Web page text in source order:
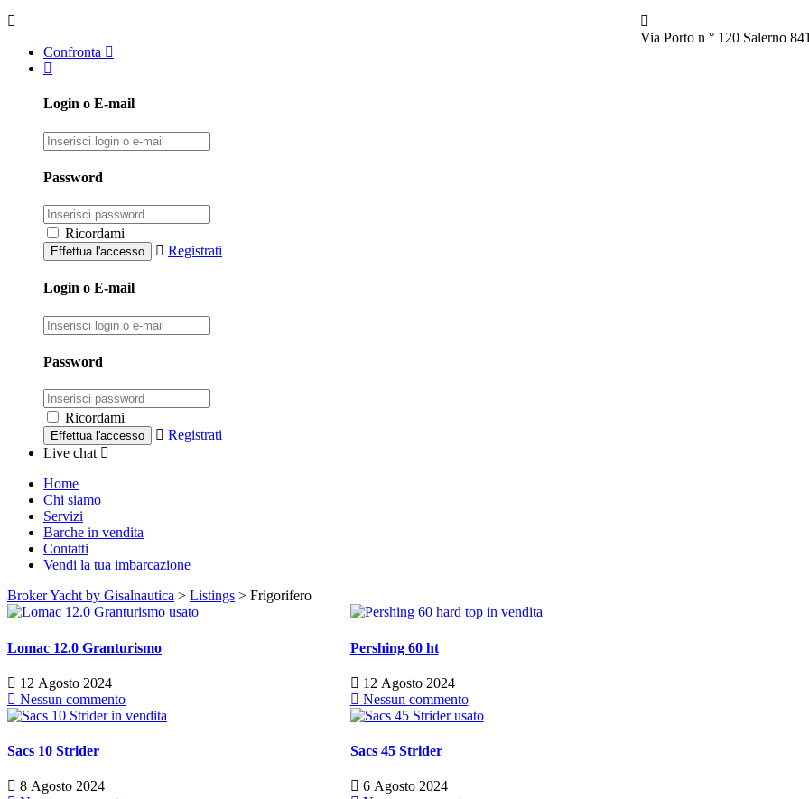
Via Porto n ° 120 Salerno
Confronta
Login o E-mail
Password
Ricordami
Registrati
Login o E-mail
Password
Ricordami
Registrati
Live chat
Home
Chi siamo
Servizi
Barche in vendita
Contatti
Vendi la tua imbarcazione
Broker Yacht by Gisalnautica > Listings > Frigorifero
Lomac 12.0 Granturismo
12 Agosto 2024
Nessun commento
Pershing 60 ht
12 Agosto 2024
Nessun commento
Sacs 10 Strider
8 Agosto 2024
Sacs 45 Strider
6 Agosto 2024